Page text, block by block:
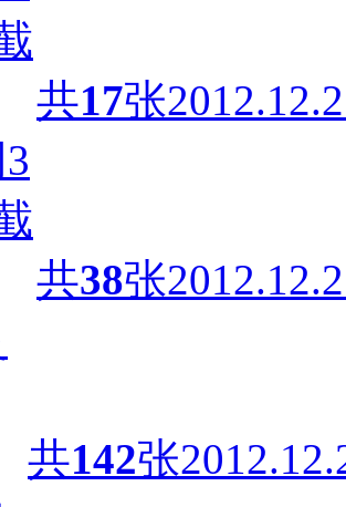
共17张
共38张
共142张